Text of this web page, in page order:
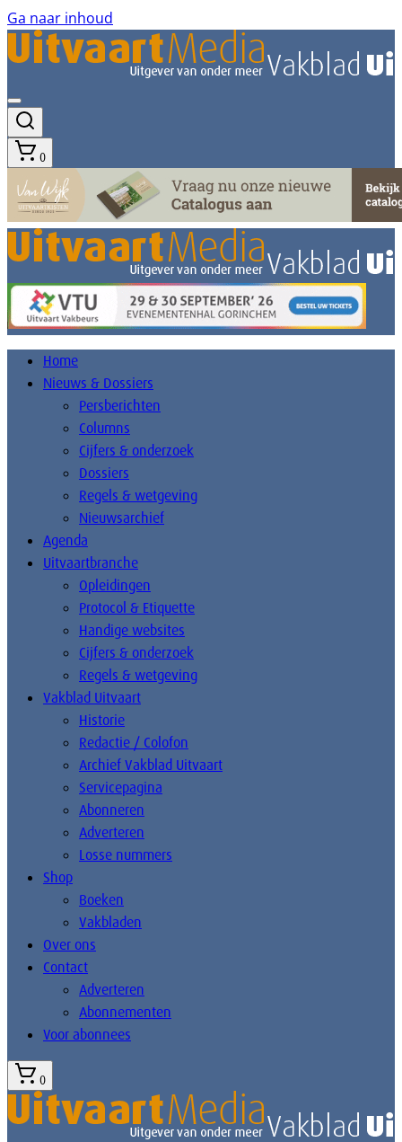
Ga naar inhoud
0
Home
Nieuws & Dossiers
Persberichten
Columns
Cijfers & onderzoek
Dossiers
Regels & wetgeving
Nieuwsarchief
Agenda
Uitvaartbranche
Opleidingen
Protocol & Etiquette
Handige websites
Cijfers & onderzoek
Regels & wetgeving
Vakblad Uitvaart
Historie
Redactie / Colofon
Archief Vakblad Uitvaart
Servicepagina
Abonneren
Adverteren
Losse nummers
Shop
Boeken
Vakbladen
Over ons
Contact
Adverteren
Abonnementen
Voor abonnees
0